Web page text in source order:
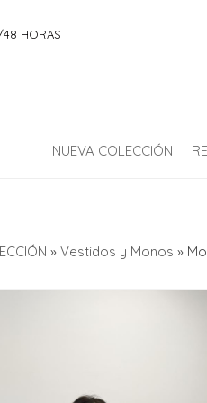
HORAS
NUEVA COLECCIÓN
»Vestidos y Monos »